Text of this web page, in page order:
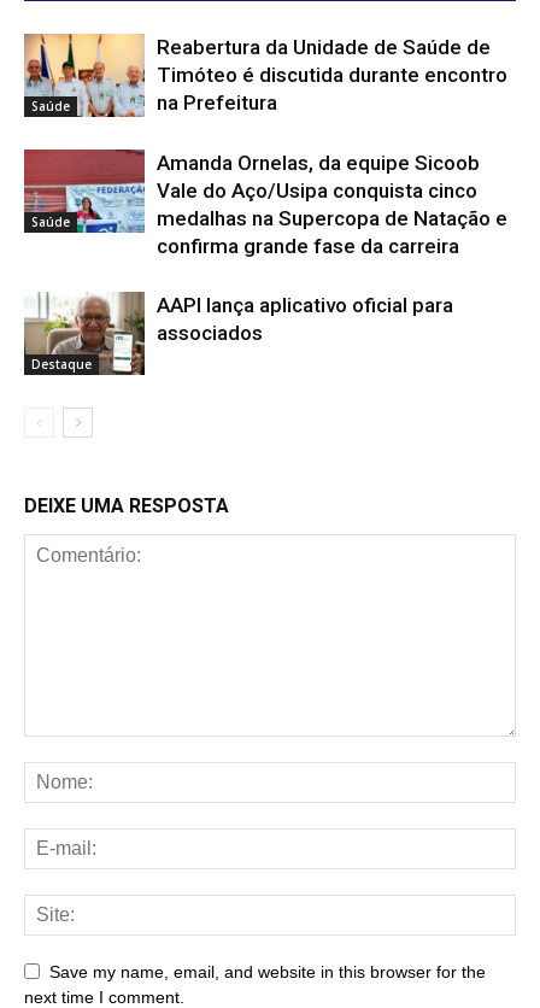
Saúde
Reabertura da Unidade de Saúde de
Timóteo é discutida durante encontro
na Prefeitura
Saúde
Amanda Ornelas, da equipe Sicoob
Vale do Aço/Usipa conquista cinco
medalhas na Supercopa de Natação e
confirma grande fase da carreira
Destaque
AAPI lança aplicativo oficial para
associados
DEIXE UMA RESPOSTA
Save my name, email, and website in this browser for the